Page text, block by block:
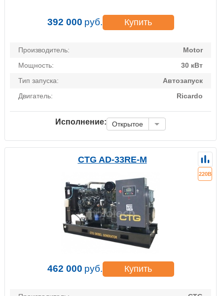
392 000 руб. Купить
Производитель:
Motor
Мощность:
30 кВт
Тип запуска:
Автозапуск
Двигатель:
Ricardo
Исполнение: Открытое
CTG AD-33RE-M
220В
462 000 руб. Купить